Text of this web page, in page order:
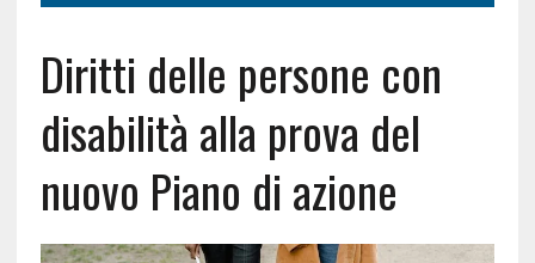
Diritti delle persone con
disabilità alla prova del
nuovo Piano di azione